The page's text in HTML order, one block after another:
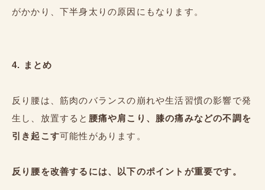
がかかり、下半身太りの原因にもなります。
4. まとめ
反り腰は、筋肉のバランスの崩れや生活習慣の影響で発
生し、放置すると 腰痛や肩こり、膝の痛みなどの不調を
引き起こす可能性があります。
反り腰を改善するには、以下のポイントが重要です。